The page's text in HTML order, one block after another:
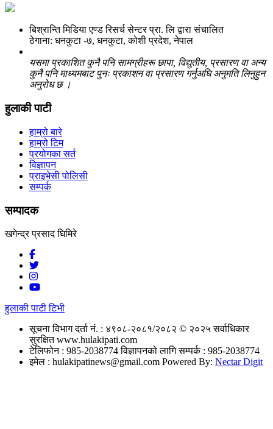
बिश्रान्ति मिडिया एण्ड रिसर्च सेन्टर प्रा. लि द्वारा संचालित
ठेगाना: धनकुटा -७, धनकुटा, कोशी प्रदेश, नेपाल
यसमा प्रकाशित कुनै पनि सामग्रीहरू छापा, विद्युतीय, प्रसारण वा अन्य
कुनै पनि माध्यमबाट पुनः प्रकाशन वा प्रसारण गर्नुअघि अनुमति लिनुहुन
अनुरोध छ ।
हुलाकी पाटी
हाम्रो बारे
हाम्रो टिम
प्रयोगका सर्त
विज्ञापन
प्राइभेसी पोलिसी
सम्पर्क
सम्पादक
खगेन्द्र प्रसाद घिमिरे
हुलाकी पाटी टिभी
सूचना विभाग दर्ता नं. : ४९०८-२०८१/२०८२ © २०२५ सर्वाधिकार
सुरक्षित www.hulakipati.com
टेलिफोन : 985-2038774विज्ञापनको लागि सम्पर्क : 985-2038774
इमेल : hulakipatinews@gmail.com Powered By: Nectar Digit